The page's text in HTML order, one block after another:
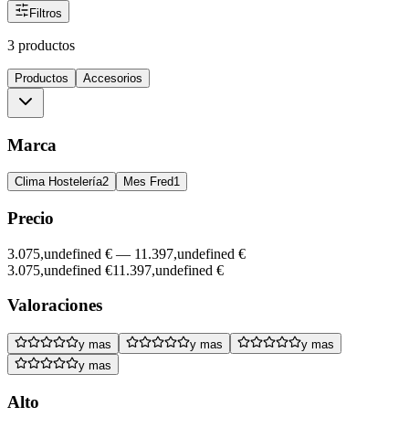
Filtros
3 productos
Productos Accesorios
Marca
Clima Hostelería2 Mes Fred1
Precio
3.075,undefined € — 11.397,undefined €
3.075,undefined €11.397,undefined €
Valoraciones
y mas y mas
y mas
y mas
Alto